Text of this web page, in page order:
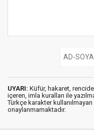
UYARI: Küfür, hakaret,
içeren, imla kuralları ile
Türkçe karakter
onaylanmamaktadır.